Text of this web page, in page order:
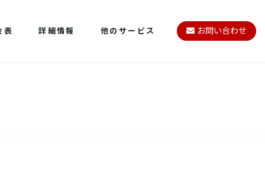
表 詳細情報 他のサービス お問い合わせ